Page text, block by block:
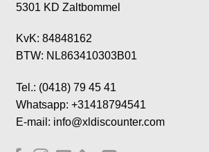
5301 KD Zaltbommel
KvK: 84848162
BTW: NL863410303B01
Tel.: (0418) 79 45 41
Whatsapp: +31418794541
E-mail: info@xldiscounter.com